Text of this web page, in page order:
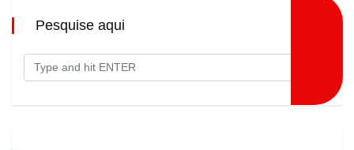
Pesquise aqui